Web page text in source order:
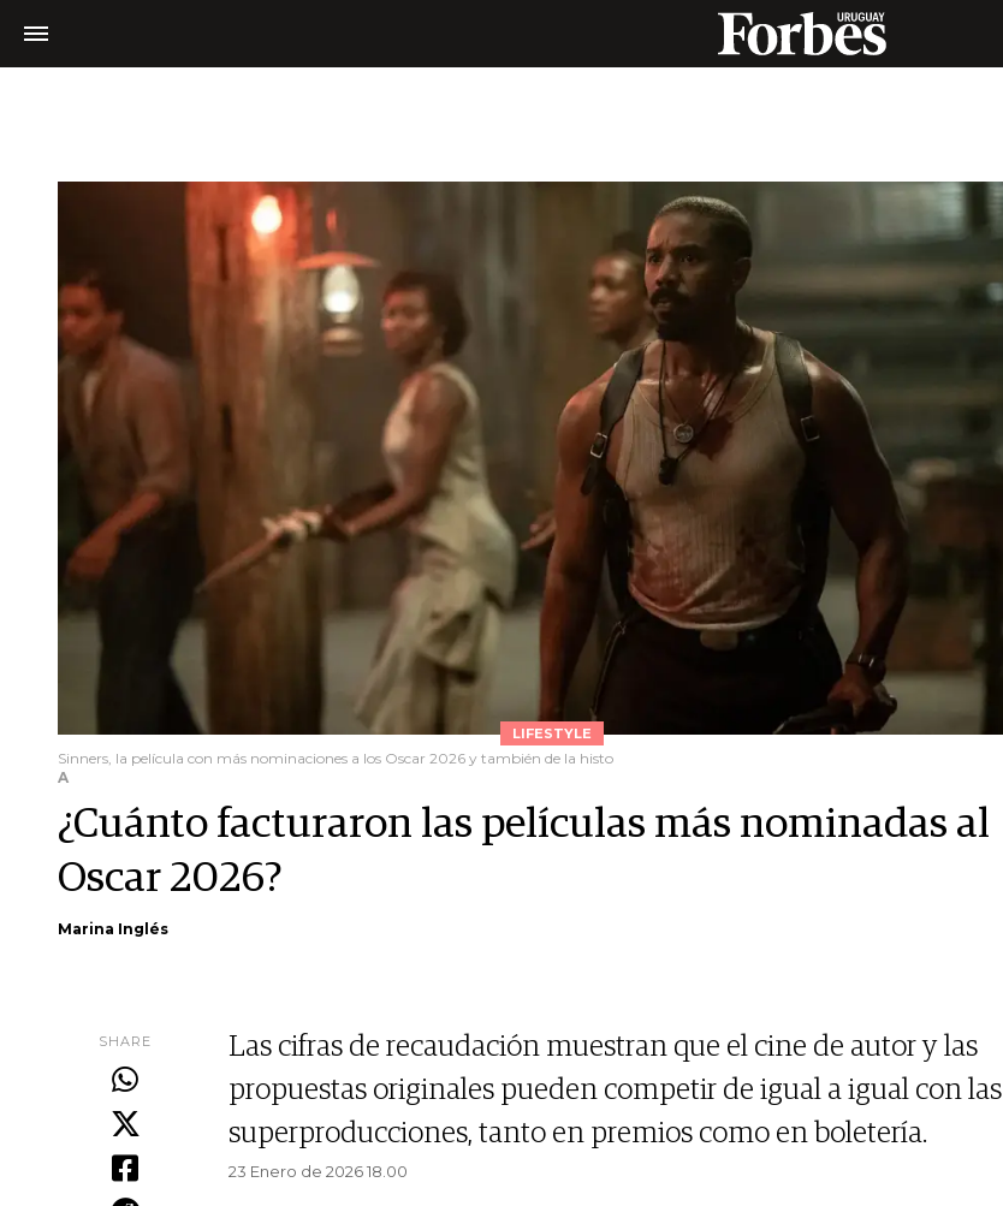
LIFESTYLE
Sinners, la película con más nominaciones a los Oscar 2026 y también de la histo
A
¿Cuánto facturaron las películas más nominadas al
Oscar 2026?
Marina Inglés
SHARE
Las cifras de recaudación muestran que el cine de autor y las
propuestas originales pueden competir de igual a igual con las
superproducciones, tanto en premios como en boletería.
23 Enero de 2026 18.00